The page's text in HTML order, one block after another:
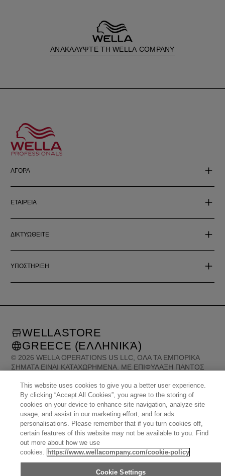
ΑΝΑΚΑΛΥΨΤΕ ΤΗ WELLA COMPANY
ΑΓΟΡΑ
ΕΤΑΙΡΕΙΑ
ΔΙΚΤΥΩΘΕΙΤΕ
ΥΠΟΣΤΗΡΙΞΗ
© 2026 WELLA OPERATIONS US LLC, ΌΛΑ ΤΑ ΕΜΠΟΡΙΚΆ
ΣΉΜΑΤΑ ΕΊΝΑΙ ΚΑΤΑΧΩΡΗΜΈΝΑ. ΜΕ ΕΠΙΦΎΛΑΞΗ ΠΑΝΤΌΣ
WELLASTORE
GREECE (ΕΛΛΗΝΙΚΆ)
This website uses cookies to give you a better user experience.
By clicking “Accept All Cookies”, you agree to the storing of
cookies on your device to enhance site navigation, analyze site
usage, and assist in our marketing effort, and for ads
personalisations. Please remember that if you turn cookies off,
certain features of this website may not be available to you. Find
out more about how we use
cookies. https://www.wellacompany.com/cookie-policy
Cookie Settings